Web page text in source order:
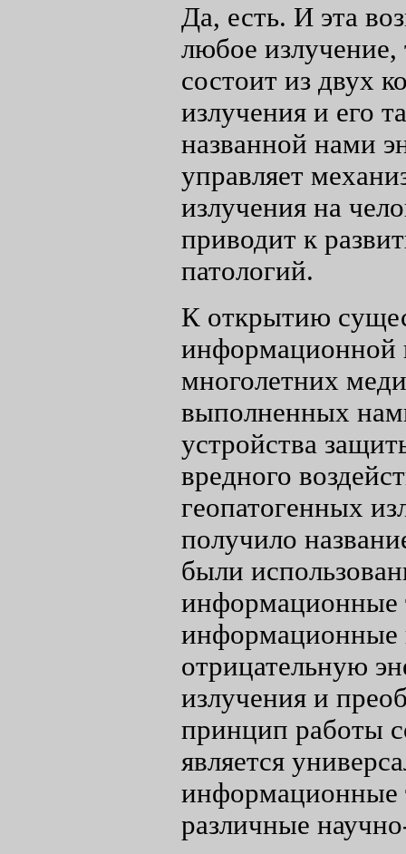
Да, есть. И эта
любое излучение,
состоит из двух
излучения и его
названной нами
управляет
излучения на
приводит к
патологий.
К открытию
информационной
многолетних
выполненных
устройства
вредного
геопатогенных
получило
были
информационные
информационные
отрицательную
излучения и
принцип работы
является
информационные
различные